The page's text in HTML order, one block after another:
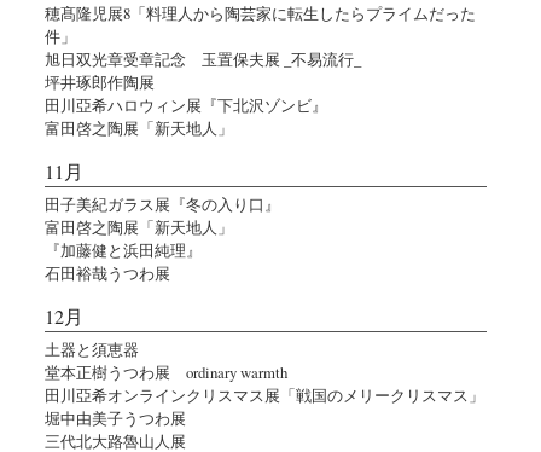
穂髙隆児展8「料理人から陶芸家に転生したらプライムだった
件」
旭日双光章受章記念 玉置保夫展 _不易流行_
坪井琢郎作陶展
田川亞希ハロウィン展『下北沢ゾンビ』
富田啓之陶展「新天地人」
11月
田子美紀ガラス展『冬の入り口』
富田啓之陶展「新天地人」
『加藤健と浜田純理』
石田裕哉うつわ展
12月
土器と須恵器
堂本正樹うつわ展 ordinary warmth
田川亞希オンラインクリスマス展「戦国のメリークリスマス」
堀中由美子うつわ展
三代北大路魯山人展